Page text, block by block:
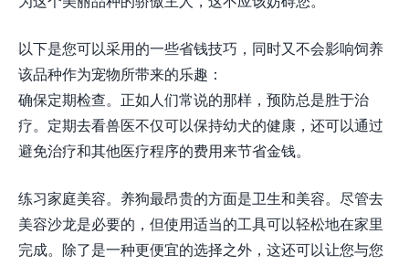
以下是您可以采用的一些省钱技巧，同时又不会影响饲养
该品种作为宠物所带来的乐趣：
确保定期检查。正如人们常说的那样，预防总是胜于治
疗。定期去看兽医不仅可以保持幼犬的健康，还可以通过
避免治疗和其他医疗程序的费用来节省金钱。
练习家庭美容。养狗最昂贵的方面是卫生和美容。尽管去
美容沙龙是必要的，但使用适当的工具可以轻松地在家里
完成。除了是一种更便宜的选择之外，这还可以让您与您